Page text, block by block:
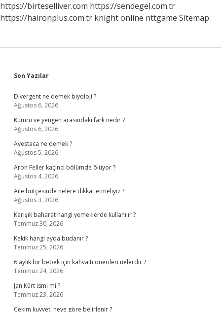
https://birteselliver.com https://sendegel.com.tr
https://haironplus.com.tr knight online nttgame Sitemap
Sidebar
Son Yazılar
Divergent ne demek biyoloji ?
Ağustos 6, 2026
Kumru ve yengen arasındaki fark nedir ?
Ağustos 6, 2026
Avestaca ne demek ?
Ağustos 5, 2026
Aron Feller kaçıncı bölümde ölüyor ?
Ağustos 4, 2026
Aile bütçesinde nelere dikkat etmeliyiz ?
Ağustos 3, 2026
Karışık baharat hangi yemeklerde kullanılır ?
Temmuz 30, 2026
Kekik hangi ayda budanır ?
Temmuz 25, 2026
6 aylık bir bebek için kahvaltı önerileri nelerdir ?
Temmuz 24, 2026
Jan Kürt ismi mi ?
Temmuz 23, 2026
Çekim kuvveti neye göre belirlenir ?